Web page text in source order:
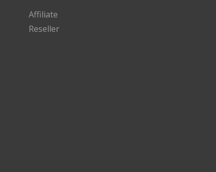
Affiliate
Reseller